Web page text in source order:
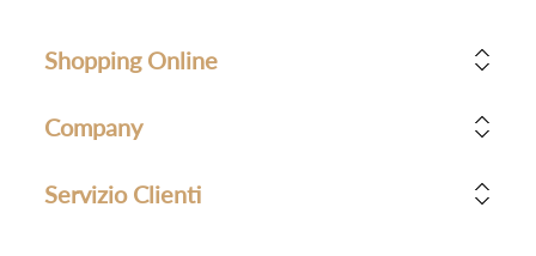
Shopping Online
Company
Servizio Clienti